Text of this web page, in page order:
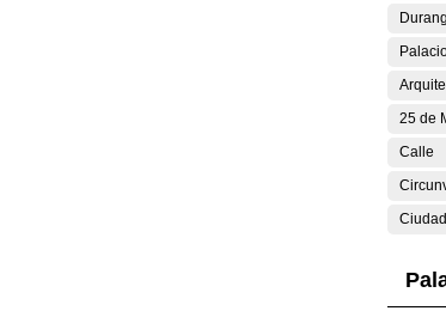
25 de
Calle